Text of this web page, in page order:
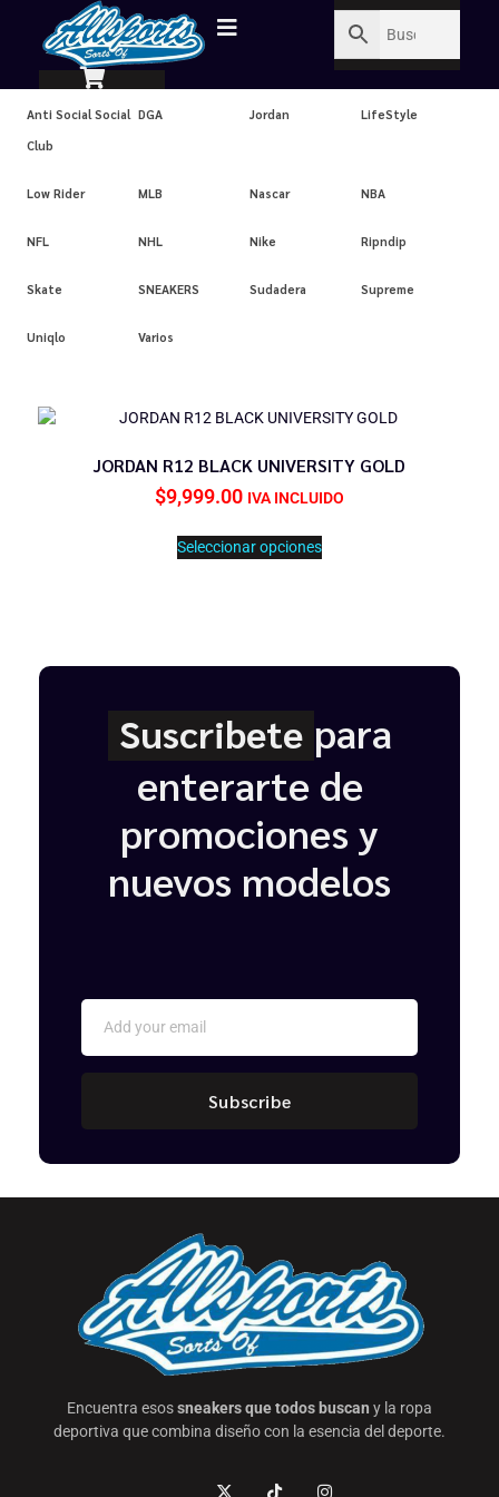
Anti Social Social
Club
DGA Jordan LifeStyle
Low Rider MLB Nascar NBA
NFL NHL Nike Ripndip
Skate SNEAKERS Sudadera Supreme
Uniqlo Varios
JORDAN R12 BLACK UNIVERSITY GOLD
$9,999.00 IVA INCLUIDO
Seleccionar opciones
Suscribete para
enterarte de
promociones y
nuevos modelos
Subscribe
Encuentra esossneakers que todos buscan y la ropa
deportiva que combina diseño con la esencia del deporte.